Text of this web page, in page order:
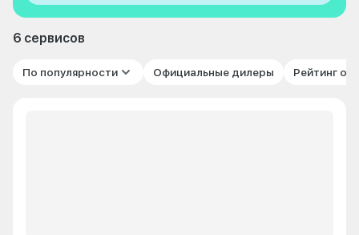
6 сервисов
По популярности Официальные дилеры Рейтинг